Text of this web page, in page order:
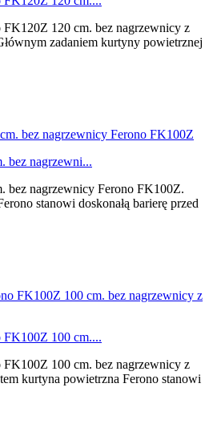
120 cm. bez nagrzewnicy z
zadaniem kurtyny powietrznej
bez nagrzewni...
bez nagrzewnicy Ferono FK100Z.
stanowi doskonałą barierę przed
FK100Z 100 cm....
100 cm. bez nagrzewnicy z
kurtyna powietrzna Ferono stanowi